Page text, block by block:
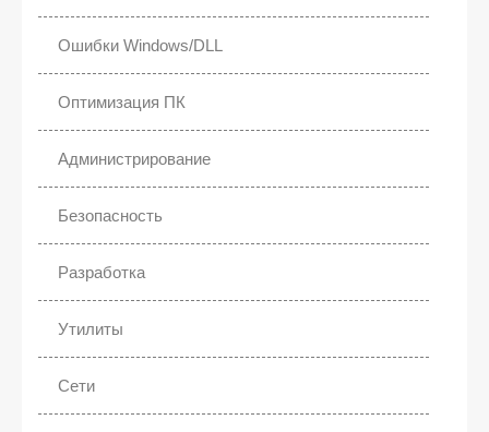
Ошибки Windows/DLL
Оптимизация ПК
Администрирование
Безопасность
Разработка
Утилиты
Сети